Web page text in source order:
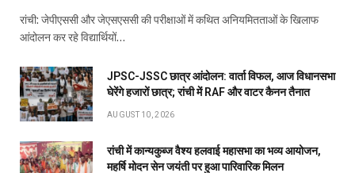
रांची: जेपीएससी और जेएसएससी की परीक्षाओं में कथित अनियमितताओं के खिलाफ
आंदोलन कर रहे विद्यार्थियों…
JPSC-JSSC छात्र आंदोलन: वार्ता विफल, आज विधानसभा
घेरेंगे हजारों छात्र; रांची में RAF और वाटर कैनन तैनात
AUGUST 10, 2026
रांची में कान्यकुब्ज वैश्य हलवाई महासभा का भव्य आयोजन,
महर्षि मोदन सेन जयंती पर हुआ पारिवारिक मिलन